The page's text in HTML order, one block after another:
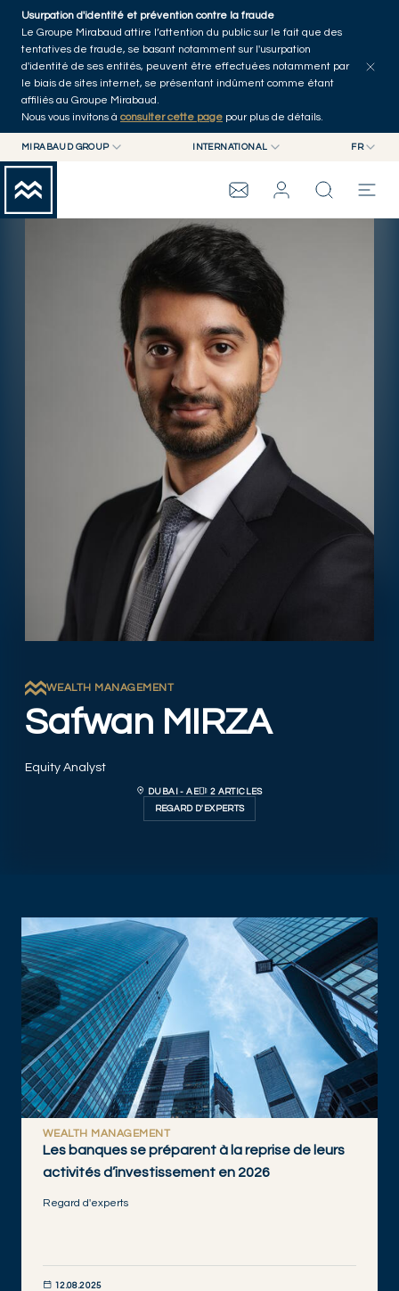
Skip to main content
Usurpation d'identité et prévention contre la fraude
Le Groupe Mirabaud attire l’attention du public sur le fait que des
tentatives de fraude, se basant notamment sur l'usurpation
d'identité de ses entités, peuvent être effectuées notamment par
le biais de sites internet, se présentant indûment comme étant
affiliés au Groupe Mirabaud.
Nous vous invitons à consulter cette page pour plus de détails.
MIRABAUD GROUP
MIRABAUD ASSET MANAGEMENT
MIRABAUD INVESTMENTS
INTERNATIONAL FR
FR
DE
GROUPE MIRABAUD
ART CONTEMPORAIN
Accueil
Tous les articles
WEALTH MANAGEMENT
Safwan MIRZA
Equity Analyst
DUBAI - AE
2 ARTICLES
REGARD D'EXPERTS
WEALTH MANAGEMENT
Les banques se préparent à la reprise de leurs
activités d’investissement en 2026
Regard d'experts
12.08.2025